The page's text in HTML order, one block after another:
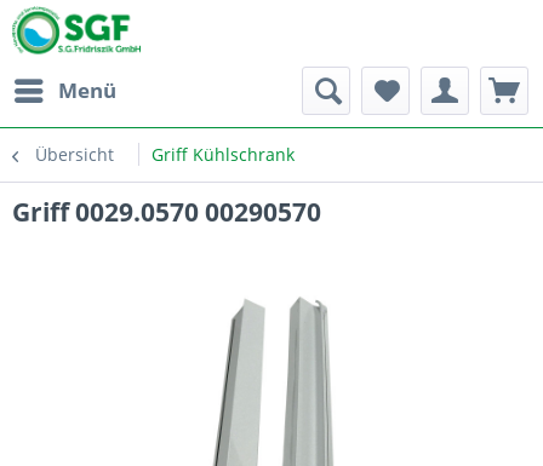
Menü
Übersicht Griff Kühlschrank
Griff 0029.0570 00290570